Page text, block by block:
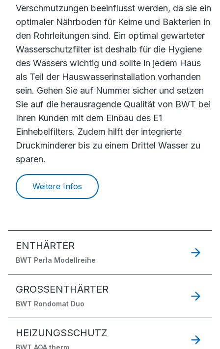
Verschmutzungen beeinflusst werden, da sie ein
optimaler Nährboden für Keime und Bakterien in
den Rohrleitungen sind. Ein optimal gewarteter
Wasserschutzfilter ist deshalb für die Hygiene
des Wassers wichtig und sollte in jedem Haus
als Teil der Hauswasserinstallation vorhanden
sein. Gehen Sie auf Nummer sicher und setzen
Sie auf die herausragende Qualität von BWT bei
Ihren Kunden mit dem Einbau des E1
Einhebelfilters. Zudem hilft der integrierte
Druckminderer bis zu einem Drittel Wasser zu
sparen.
Weitere Infos
ENTHÄRTER
BWT Perla Modellreihe
GROSSENTHÄRTER
BWT Rondomat Duo
HEIZUNGSSCHUTZ
BWT AQA therm